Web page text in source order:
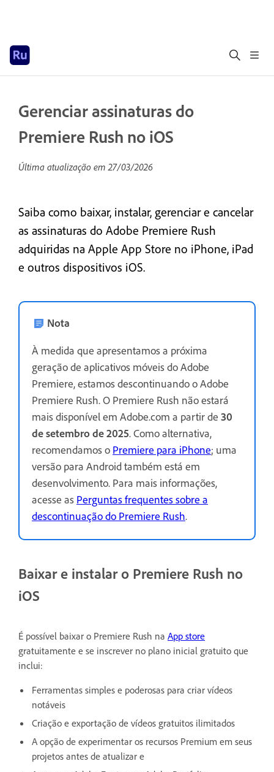
Gerenciar assinaturas do
Premiere Rush no iOS
Última atualização em27/03/2026
Saiba como baixar, instalar, gerenciar e cancelar
as assinaturas do Adobe Premiere Rush
adquiridas na Apple App Store no iPhone, iPad
e outros dispositivos iOS.
Nota
À medida que apresentamos a próxima
geração de aplicativos móveis do Adobe
Premiere, estamos descontinuando o Adobe
Premiere Rush. O Premiere Rush não estará
mais disponível em Adobe.com a partir de 30
de setembro de 2025. Como alternativa,
recomendamos o Premiere para iPhone; uma
versão para Android também está em
desenvolvimento. Para mais informações,
acesse as Perguntas frequentes sobre a
descontinuação do Premiere Rush.
Baixar e instalar o Premiere Rush no
iOS
É possível baixar o Premiere Rush na App store
gratuitamente e se inscrever no plano inicial gratuito que
inclui:
Ferramentas simples e poderosas para criar vídeos
notáveis
Criação e exportação de vídeos gratuitos ilimitados
A opção de experimentar os recursos Premium em seus
projetos antes de atualizar e